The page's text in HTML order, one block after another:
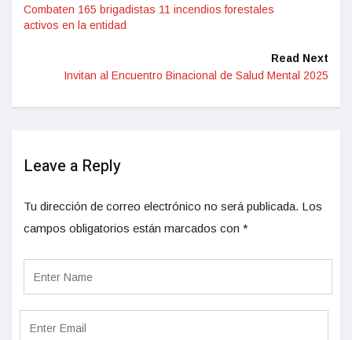
Combaten 165 brigadistas 11 incendios forestales
activos en la entidad
Read Next
Invitan al Encuentro Binacional de Salud Mental 2025
Leave a Reply
Tu dirección de correo electrónico no será publicada. Los
campos obligatorios están marcados con *